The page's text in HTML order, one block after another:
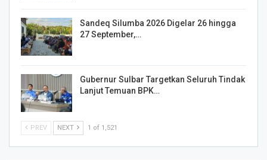
Sandeq Silumba 2026 Digelar 26 hingga
27 September,…
Gubernur Sulbar Targetkan Seluruh Tindak
Lanjut Temuan BPK…
PREV NEXT 1 of 1,521